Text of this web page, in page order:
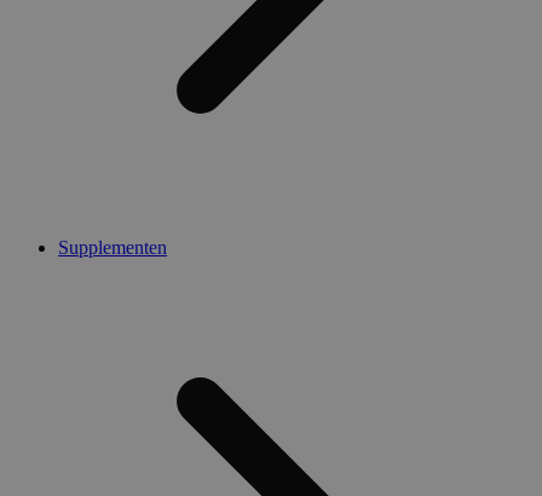
Supplementen